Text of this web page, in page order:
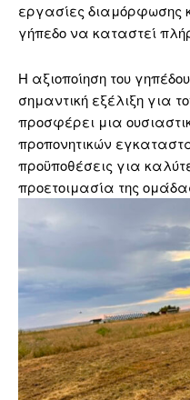
εργασίες διαμόρφωσης
γήπεδο να καταστεί
Η αξιοποίηση του
σημαντική εξέλιξη για
προσφέρει μια
προπονητικών
προϋποθέσεις για
προετοιμασία της